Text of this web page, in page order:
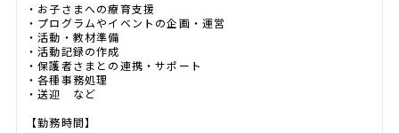
・お子さまへの療育支援
・プログラムやイベントの企画・運営
・活動・教材準備
・活動記録の作成
・保護者さまとの連携・サポート
・各種事務処理
・送迎 など
【勤務時間】